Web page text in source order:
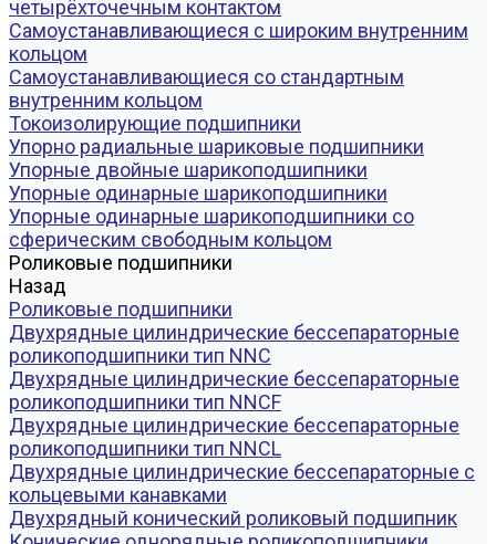
четырёхточечным контактом
Самоустанавливающиеся с широким внутренним
кольцом
Самоустанавливающиеся со стандартным
внутренним кольцом
Токоизолирующие подшипники
Упорно радиальные шариковые подшипники
Упорные двойные шарикоподшипники
Упорные одинарные шарикоподшипники
Упорные одинарные шарикоподшипники со
сферическим свободным кольцом
Роликовые подшипники
Назад
Роликовые подшипники
Двухрядные цилиндрические бессепараторные
роликоподшипники тип NNC
Двухрядные цилиндрические бессепараторные
роликоподшипники тип NNCF
Двухрядные цилиндрические бессепараторные
роликоподшипники тип NNCL
Двухрядные цилиндрические бессепараторные с
кольцевыми канавками
Двухрядный конический роликовый подшипник